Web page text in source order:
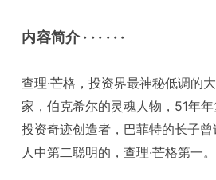
内容简介 · · · · · ·
查理·芒格，投资界最神秘低调的
家，伯克希尔的灵魂人物，51年
投资奇迹创造者，巴菲特的长子
人中第二聪明的，查理·芒格第一。